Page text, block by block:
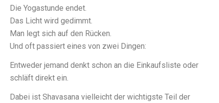
Die Yogastunde endet.
Das Licht wird gedimmt.
Man legt sich auf den Rücken.
Und oft passiert eines von zwei Dingen:
Entweder jemand denkt schon an die Einkaufsliste oder
schläft direkt ein.
Dabei ist Shavasana vielleicht der wichtigste Teil der